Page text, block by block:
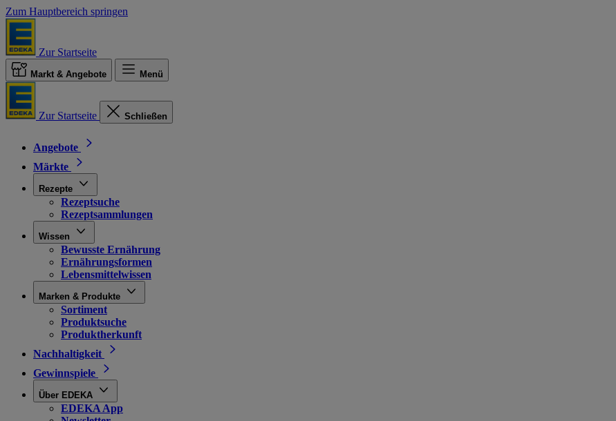
Zum Hauptbereich springen
Zur Startseite
Markt & Angebote Menü
Zur Startseite Schließen
Angebote
Märkte
Rezepte
Rezeptsuche
Rezeptsammlungen
Wissen
Bewusste Ernährung
Ernährungsformen
Lebensmittelwissen
Marken & Produkte
Sortiment
Produktsuche
Produktherkunft
Nachhaltigkeit
Gewinnspiele
Über EDEKA
EDEKA App